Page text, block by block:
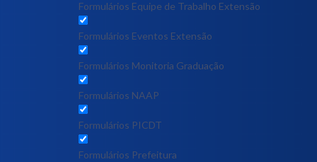
Formulários Equipe de Trabalho Extensão
Formulários Eventos Extensão
Formulários Monitoria Graduação
Formulários NAAP
Formulários PICDT
Formulários Prefeitura